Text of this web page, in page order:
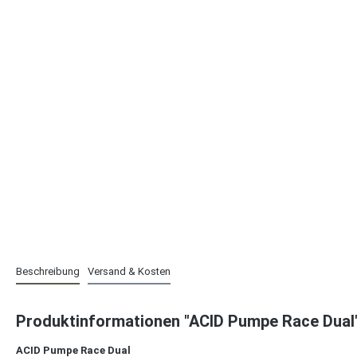
Beschreibung Versand & Kosten
Produktinformationen "ACID Pumpe Race
ACID Pumpe Race Dual